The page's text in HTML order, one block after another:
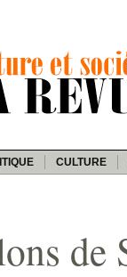
CULTURE
de